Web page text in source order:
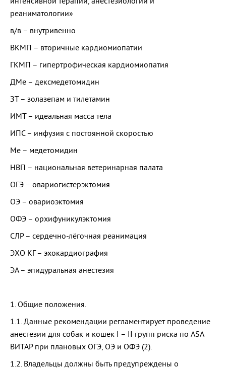
реаниматологии»
в/в – внутривенно
ВКМП – вторичные кардиомиопатии
ГКМП – гипертрофическая кардиомиопатия
ДМе – дексмедетомидин
ЗТ – золазепам и тилетамин
ИМТ – идеальная масса тела
ИПС – инфузия с постоянной скоростью
Ме – медетомидин
НВП – национальная ветеринарная палата
ОГЭ – овариогистерэктомия
ОЭ – овариоэктомия
ОФЭ – орхифуникулэктомия
СЛР – сердечно-лёгочная реанимация
ЭХО КГ – эхокардиография
ЭА – эпидуральная анестезия
1. Общие положения.
1.1. Данные рекомендации регламентирует проведение
анестезии для собак и кошек I – II групп риска по ASA
ВИТАР при плановых ОГЭ, ОЭ и ОФЭ (2).
1.2. Владельцы должны быть предупреждены о